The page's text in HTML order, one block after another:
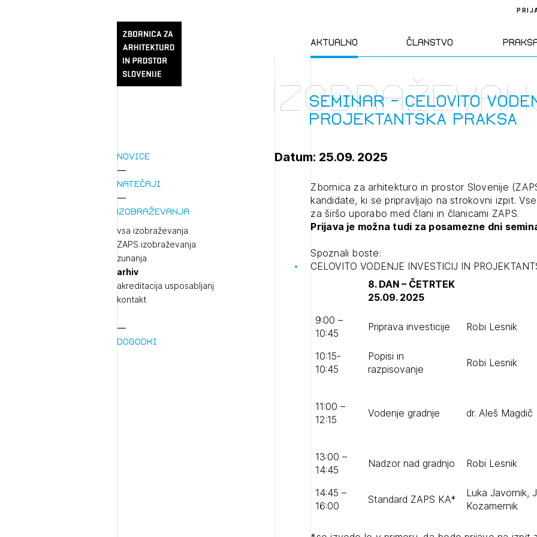
Aktualno Članstvo
Novice
Natečaji
Izobraževanja
Dogodki
Člani ZAPS
Kandidati za
izpit
Za
Seminar - CELOVITO
PROJEKTANTSKA PRAKSA
Novice
Natečaji
Izobraževanja
vsa izobraževanja
ZAPS izobraževanja
zunanja
arhiv
akreditacija usposabljanj
kontakt
Dogodki
Datum: 25.09. 2025
Zbornica za arhitekturo in prostor Slovenije
kandidate, ki se pripravljajo na strokovni izpit.
za širšo uporabo med člani in članicami ZAPS.
Prijava je možna tudi za posamezne dni
Spoznali boste:
CELOVITO VODENJE INVESTICIJ IN
8. DAN – ČETRTEK
25.09. 2025
9:00 –
10:45
Priprava investicije Robi Lesnik
10:15-
10:45
Popisi in
razpisovanje
Robi Lesnik
11:00 –
12:15
Vodenje gradnje dr. Aleš Magdič
13:00 –
14:45
Nadzor nad gradnjo Robi Lesnik
14:45 –
16:00
Standard ZAPS KA*
Luka Javornik,
Kozamernik